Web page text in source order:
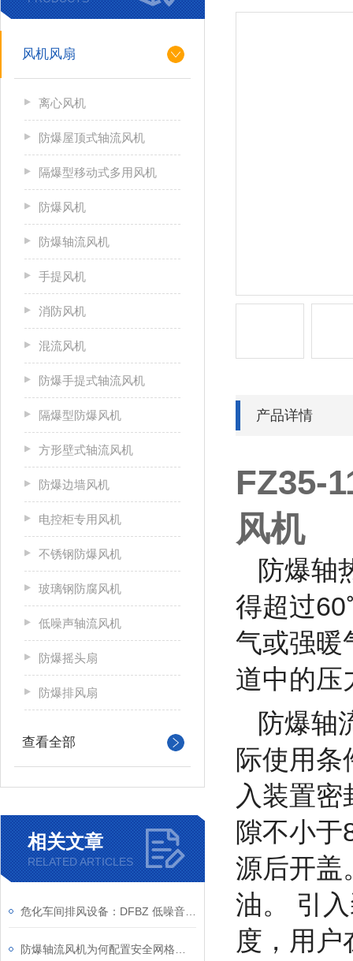
风机风扇
离心风机
防爆屋顶式轴流风机
隔爆型移动式多用风机
防爆风机
防爆轴流风机
手提风机
消防风机
混流风机
防爆手提式轴流风机
隔爆型防爆风机
方形壁式轴流风机
防爆边墙风机
电控柜专用风机
不锈钢防爆风机
玻璃钢防腐风机
低噪声轴流风机
防爆摇头扇
防爆排风扇
查看全部
相关文章
RELATED ARTICLES
产品详情
FZ35-
风机
防爆轴
得超过
气或强暖
道中的压
防爆轴
际使用
入装置
隙不小
源后开盖
油。 引
度，用